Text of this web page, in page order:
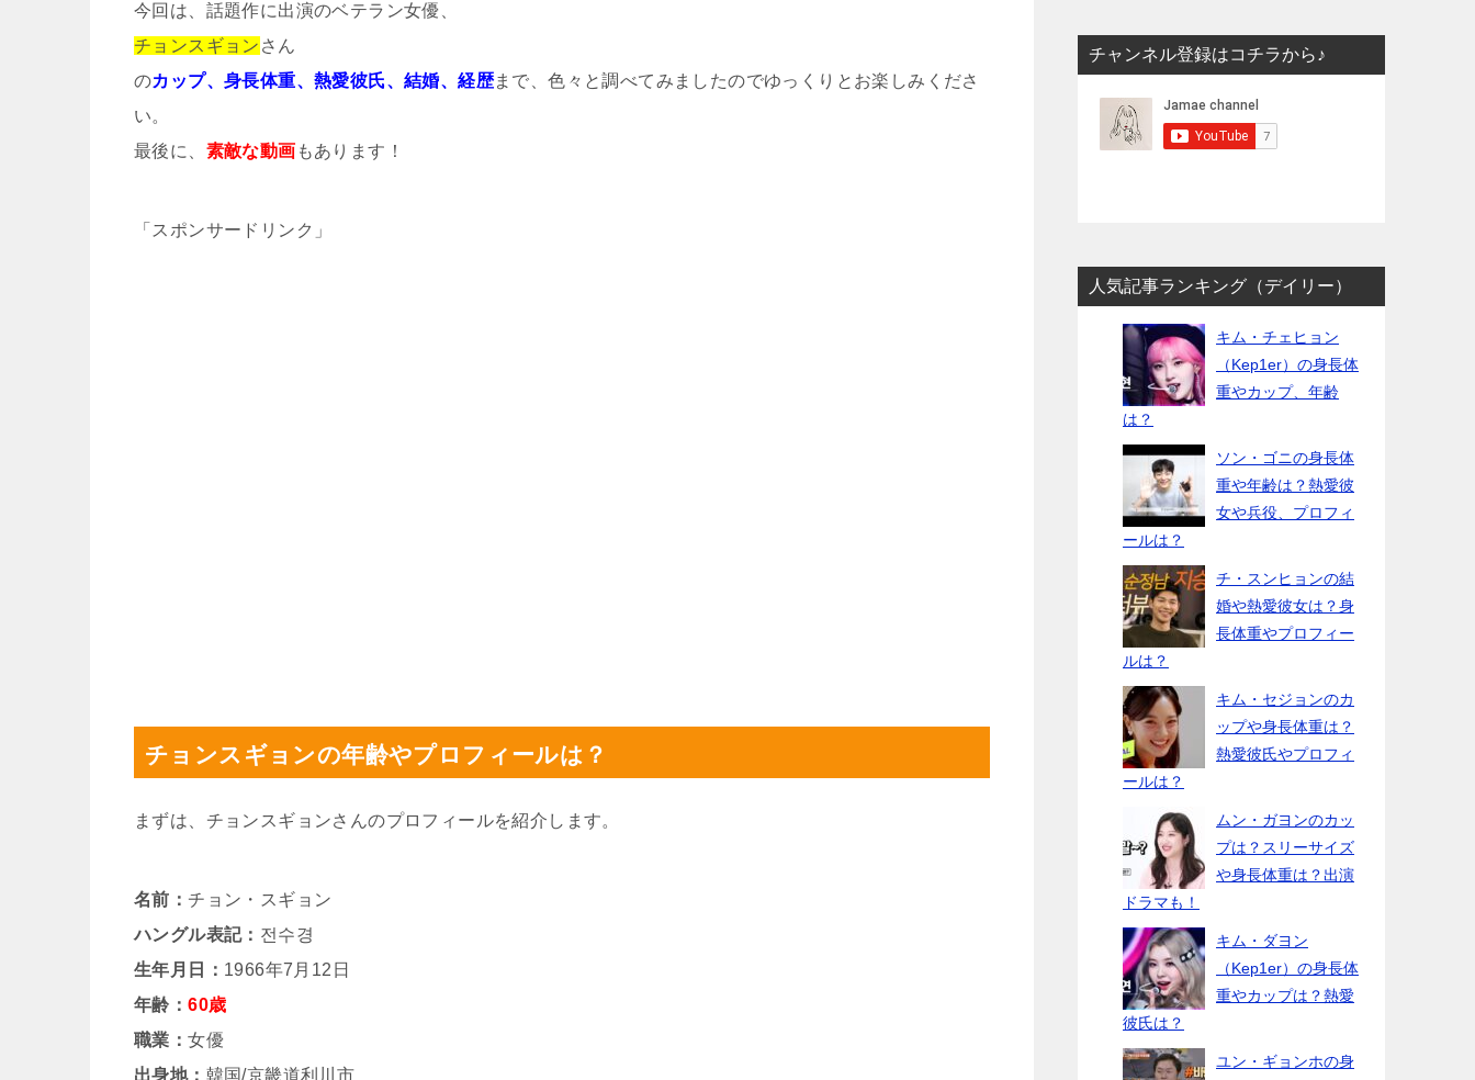
今回は、話題作に出演のベテラン女優、
チョンスギョン さん
のカップ、身長体重、熱愛彼氏、結婚、経歴まで、色々と調べてみましたのでゆっくりとお楽しみくださ
い。
最後に、 素敵な動画 もあります！
「スポンサードリンク」
チョンスギョンの年齢やプロフィールは？
まずは、チョンスギョンさんのプロフィールを紹介します。
名前： チョン・スギョン
ハングル表記： 전수경
生年月日： 1966年7月12日
年齢：60歳
職業：女優
出身地： 韓国/京畿道利川市
チャンネル登録はコチラから♪
人気記事ランキング（デイリー）
キム・チェヒョン
（Kep1er）の身長体
重やカップ、年齢
は？
ソン・ゴニの身長体
重や年齢は？熱愛彼
女や兵役、プロフィ
ールは？
チ・スンヒョンの結
婚や熱愛彼女は？身
長体重やプロフィー
ルは？
キム・セジョンのカ
ップや身長体重は？
熱愛彼氏やプロフィ
ールは？
ムン・ガヨンのカッ
プは？スリーサイズ
や身長体重は？出演
ドラマも！
キム・ダヨン
（Kep1er）の身長体
重やカップは？熱愛
彼氏は？
ユン・ギョンホの身